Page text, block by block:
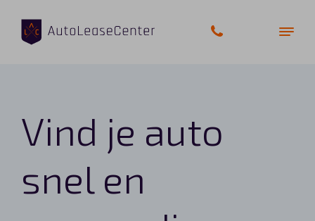
Vind je auto
snel en
Zakelijke auto’s
Elektrische auto’s